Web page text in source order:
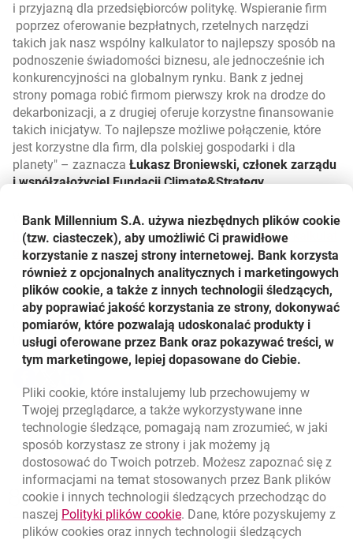
i przyjazną dla przedsiębiorców politykę. Wspieranie firm
poprzez oferowanie bezpłatnych, rzetelnych narzędzi
takich jak nasz wspólny kalkulator to najlepszy sposób na
podnoszenie świadomości biznesu, ale jednocześnie ich
konkurencyjności na globalnym rynku. Bank z jednej
strony pomaga robić firmom pierwszy krok na drodze do
dekarbonizacji, a z drugiej oferuje korzystne finansowanie
takich inicjatyw. To najlepsze możliwe połączenie, które
jest korzystne dla firm, dla polskiej gospodarki i dla
planety – zaznacza Łukasz Broniewski, członek zarządu
i współzałożyciel Fundacji Climate&Strategy.
Więcej informacji na
https://www.bankmillennium.pl/przedsiebiorstwa/kalkulat
or-sladu-weglowego
* GHG Protocol – najbardziej uznany na świecie zestaw
norm i standardów stosowanych do pomiaru emisji gazów
cieplarnianych
Udostępnij
otwiera się w nowej karcie
otwiera się w nowej karcie
otwiera się w nowej karcie
Powrót do listy
Nawigacja dolna
Zadzwoń do nas
801 331 331
(+48) 22 598 40 40
Migam
Bank Millennium S.A. używa niezbędnych plików cookie
(tzw. ciasteczek), aby umożliwić Ci prawidłowe
korzystanie z naszej strony internetowej. Bank korzysta
również z opcjonalnych analitycznych i marketingowych
plików cookie, a także z innych technologii śledzących,
aby poprawiać jakość korzystania ze strony, dokonywać
pomiarów, które pozwalają udoskonalać produkty i
usługi oferowane przez Bank oraz pokazywać treści, w
tym marketingowe, lepiej dopasowane do Ciebie.
Pliki cookie, które instalujemy lub przechowujemy w
Twojej przeglądarce, a także wykorzystywane inne
technologie śledzące, pomagają nam zrozumieć, w jaki
sposób korzystasz ze strony i jak możemy ją
dostosować do Twoich potrzeb. Możesz zapoznać się z
informacjami na temat stosowanych przez Bank plików
cookie i innych technologii śledzących przechodząc do
naszej Polityki plików cookielink otwiera się w nowym oknie
. Dane, które pozyskujemy z
plików cookies oraz innych technologii śledzących